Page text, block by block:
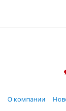
О компании